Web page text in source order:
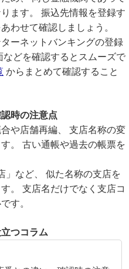
ます。 振込先情報を登録す
わせて確認しましょう。
ーネットバンキングの登録
どを確認するとスムーズで
からまとめて確認すること
時の注意点
や店舗再編、 支店名称の変
。 古い通帳や過去の帳票を
など、 似た名称の支店を
。 支店名だけでなく支店コ
す。
つコラム